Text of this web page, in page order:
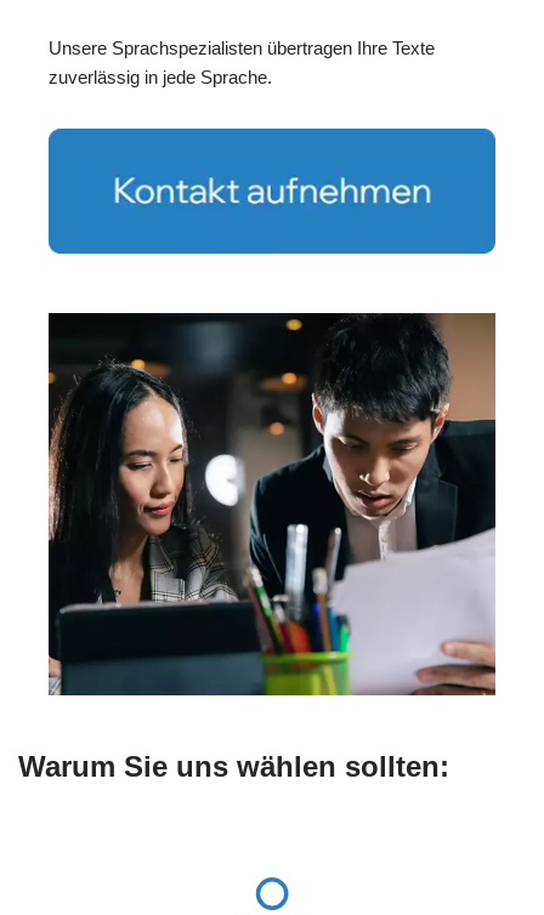
Unsere Sprachspezialisten übertragen Ihre Texte
zuverlässig in jede Sprache.
Warum Sie uns wählen sollten: